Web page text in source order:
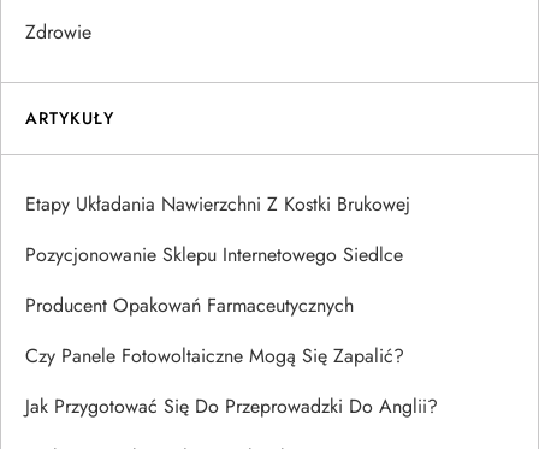
Zdrowie
ARTYKUŁY
Etapy Układania Nawierzchni Z Kostki Brukowej
Pozycjonowanie Sklepu Internetowego Siedlce
Producent Opakowań Farmaceutycznych
Czy Panele Fotowoltaiczne Mogą Się Zapalić?
Jak Przygotować Się Do Przeprowadzki Do Anglii?